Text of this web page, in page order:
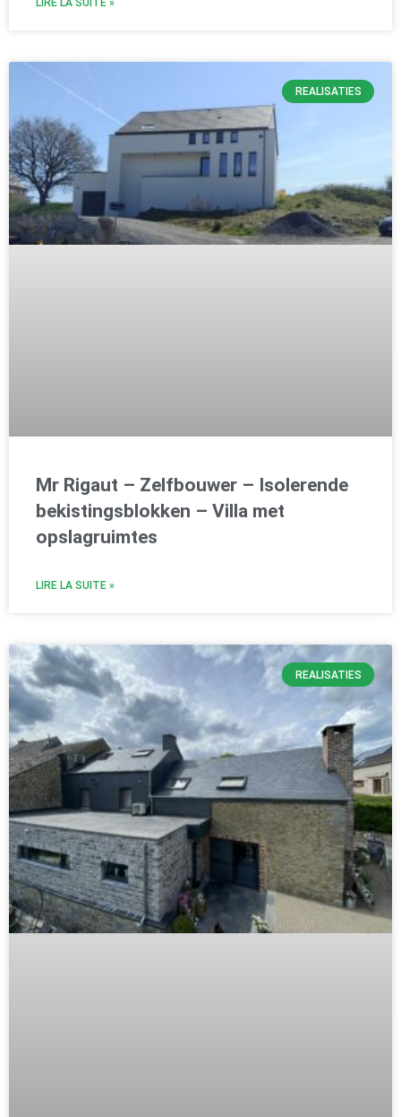
LIRE LA SUITE »
REALISATIES
Mr Rigaut – Zelfbouwer – Isolerende
bekistingsblokken – Villa met
opslagruimtes
LIRE LA SUITE »
REALISATIES